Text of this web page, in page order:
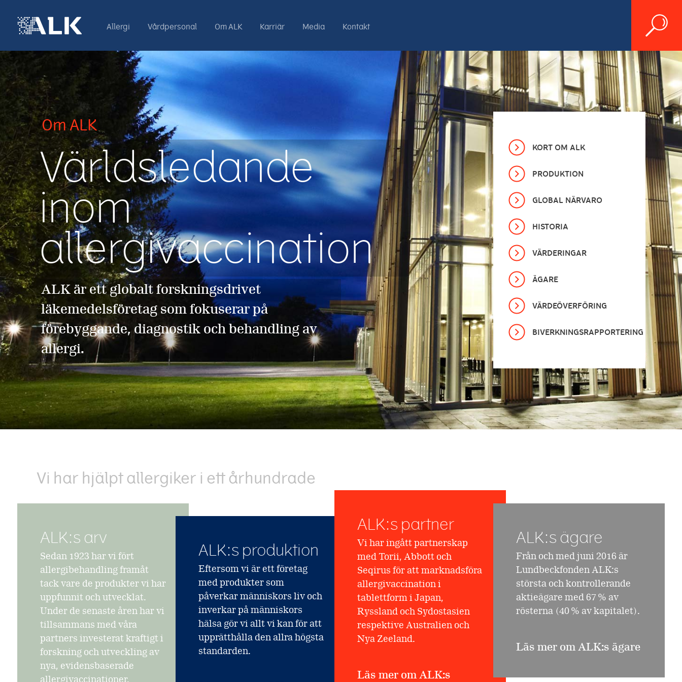
Allergi Vårdpersonal Om ALK Karriär Media Kontakt
Om ALK
Världsledande
inom
allergivaccination
ALK är ett globalt forskningsdrivet
läkemedelsföretag som fokuserar på
förebyggande, diagnostik och behandling av
allergi.
KORT OM ALK
PRODUKTION
GLOBAL NÄRVARO
HISTORIA
VÄRDERINGAR
ÄGARE
VÄRDEÖVERFÖRING
BIVERKNINGSRAPPORTERING
Vi har hjälpt allergiker i ett århundrade
ALK:s arv
Sedan 1923 har vi fört
allergibehandling framåt
tack vare de produkter vi har
uppfunnit och utvecklat.
Under de senaste åren har vi
tillsammans med våra
partners investerat kraftigt i
forskning och utveckling av
nya, evidensbaserade
allergivaccinationer.
ALK:s produktion
Eftersom vi är ett företag
med produkter som
påverkar människors liv och
inverkar på människors
hälsa gör vi allt vi kan för att
upprätthålla den allra högsta
standarden.
ALK:s partner
Vi har ingått partnerskap
med Torii, Abbott och
Seqirus för att marknadsföra
allergivaccination i
tablettform i Japan,
Ryssland och Sydostasien
respektive Australien och
Nya Zeeland.
Läs mer om ALK:s
ALK:s ägare
Från och med juni 2016 är
Lundbeckfonden ALK:s
största och kontrollerande
aktieägare med 67 % av
rösterna (40 % av kapitalet).
Läs mer om ALK:s ägare